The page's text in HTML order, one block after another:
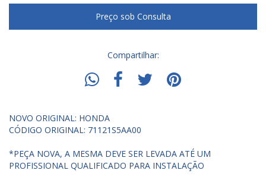
Compartilhar:
NOVO ORIGINAL: HONDA
CÓDIGO ORIGINAL: 71121S5AA00
*PEÇA NOVA, A MESMA DEVE SER LEVADA ATÉ UM
PROFISSIONAL QUALIFICADO PARA INSTALAÇÃO